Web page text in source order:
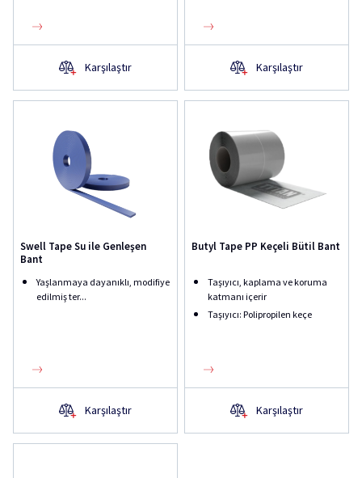
Karşılaştır Karşılaştır
Swell Tape Su ile Genleşen
Bant
Yaşlanmaya dayanıklı, modifiye
edilmiş ter...
Karşılaştır
Butyl Tape PP Keçeli Bütil Bant
Taşıyıcı, kaplama ve koruma
katmanı içerir
Taşıyıcı: Polipropilen keçe
Karşılaştır